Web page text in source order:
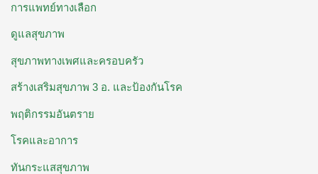
การแพทย์ทางเลือก
ดูแลสุขภาพ
สุขภาพทางเพศและครอบครัว
สร้างเสริมสุขภาพ 3 อ. ​และป้องกันโรค
พฤติกรรมอันตราย
โรคและอาการ
ทันกระแสสุขภาพ